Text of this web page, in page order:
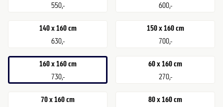
550,- 600,-
140 x 160 cm
630,-
150 x 160 cm
700,-
160 x 160 cm
730,-
60 x 160 cm
270,-
70 x 160 cm 80 x 160 cm